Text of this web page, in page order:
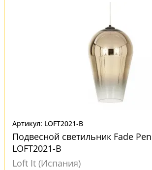
Артикул: LOFT2021-B
Подвесной светильник Fade
LOFT2021-B
Loft It (Испания)